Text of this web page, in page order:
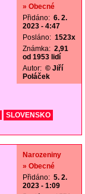
» Obecné
Přidáno: 6. 2.
2023 - 4:47
Posláno: 1523x
Známka: 2,91
od 1953 lidí
Autor: © Jiří
Poláček
SLOVENSKO
Narozeniny
» Obecné
Přidáno: 5. 2.
2023 - 1:09